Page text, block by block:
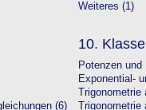
Weiteres (1)
(6)
10. Klasse
Potenzen
Exponential-